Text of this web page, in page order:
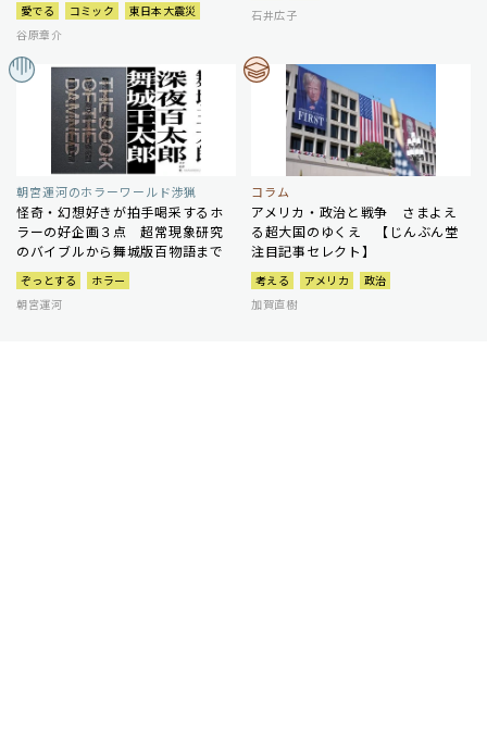
愛でる コミック
東日本大震災
谷原章介
石井広子
朝宮運河のホラーワールド渉猟
怪奇・幻想好きが拍手喝采するホ
ラーの好企画３点 超常現象研究
のバイブルから舞城版百物語まで
ぞっとする
ホラー
朝宮運河
コラム
アメリカ・政治と戦争 さまよえ
る超大国のゆくえ 【じんぶん堂
注目記事セレクト】
考える アメリカ
政治
加賀直樹